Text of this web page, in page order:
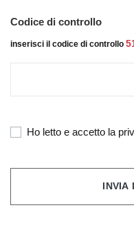
Codice di controllo
inserisci il codice di controllo
Ho letto e accetto la